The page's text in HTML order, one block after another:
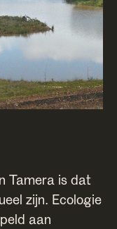
Tamera is dat
zijn. Ecologie
aan